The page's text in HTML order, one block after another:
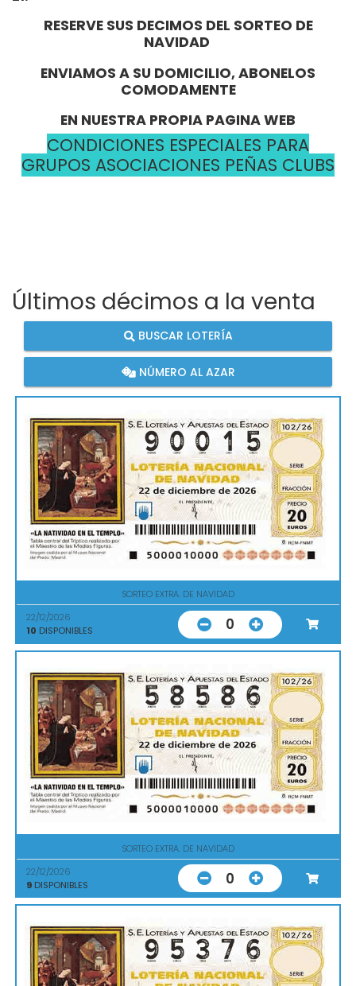
RESERVE SUS DECIMOS DEL SORTEO DE
NAVIDAD
ENVIAMOS A SU DOMICILIO, ABONELOS
COMODAMENTE
EN NUESTRA PROPIA PAGINA WEB
CONDICIONES ESPECIALES PARA
GRUPOS ASOCIACIONES PEÑAS CLUBS
Últimos décimos a la venta
BUSCAR LOTERÍA
NÚMERO AL AZAR
SORTEO EXTRA. DE NAVIDAD
22/12/2026
10 DISPONIBLES 0
SORTEO EXTRA. DE NAVIDAD
22/12/2026
9 DISPONIBLES 0